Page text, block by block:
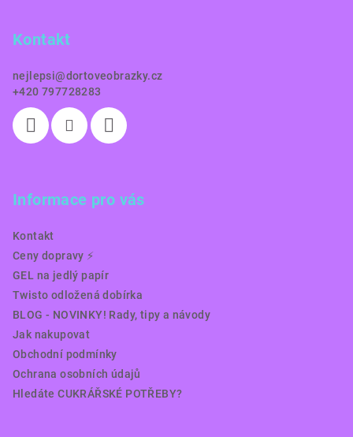
Kontakt
nejlepsi@dortoveobrazky.cz
+420 797728283
Informace pro vás
Kontakt
Ceny dopravy ⚡️
GEL na jedlý papír
Twisto odložená dobírka
BLOG - NOVINKY! Rady, tipy a návody
Jak nakupovat
Obchodní podmínky
Ochrana osobních údajů
Hledáte CUKRÁŘSKÉ POTŘEBY?